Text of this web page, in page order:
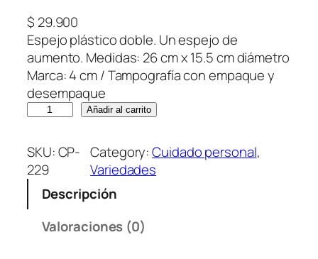
$ 29.900
Espejo plástico doble. Un espejo de
aumento. Medidas: 26 cm x 15.5 cm diámetro
Marca: 4 cm / Tampografía con empaque y
desempaque
p
e
j
Añadir al carrito
SKU:CP-
229
Category:Cuidado personal
Variedades
Descripción
Valoraciones (0)